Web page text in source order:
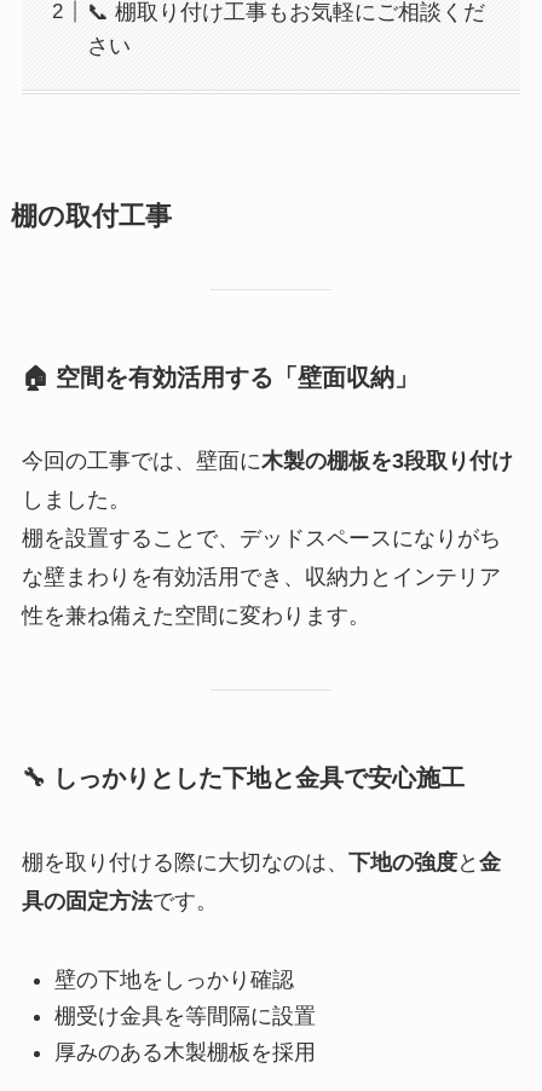
📞 棚取り付け工事もお気軽にご相談くだ
さい
棚の取付工事
🏠 空間を有効活用する「壁面収納」
今回の工事では、壁面に木製の棚板を3段取り付け
しました。
棚を設置することで、デッドスペースになりがち
な壁まわりを有効活用でき、収納力とインテリア
性を兼ね備えた空間に変わります。
🔧 しっかりとした下地と金具で安心施工
棚を取り付ける際に大切なのは、 下地の強度と 金
具の固定方法です。
壁の下地をしっかり確認
棚受け金具を等間隔に設置
厚みのある木製棚板を採用